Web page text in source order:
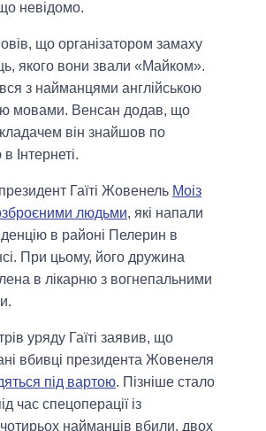
невідомо.
що організатором замаху
якого вони звали «Майком».
з найманцями англійською
мовами. Венсан додав, що
він знайшов по
Інтернеті.
Гаїті Жовенель Моіз
людьми, які напали
в районі Пелерин в
При цьому, його дружина
в лікарню з вогнепальними
уряду Гаїті заявив, що
вбивці президента Жовенеля
під вартою. Пізніше стало
час спецоперації із
найманців вбили, двох